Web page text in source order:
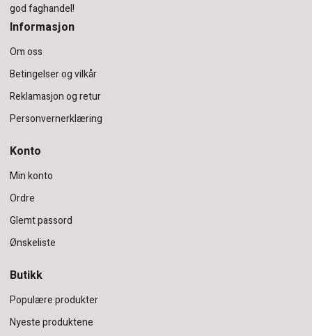
god faghandel!
Informasjon
Om oss
Betingelser og vilkår
Reklamasjon og retur
Personvernerklæring
Konto
Min konto
Ordre
Glemt passord
Ønskeliste
Butikk
Populære produkter
Nyeste produktene